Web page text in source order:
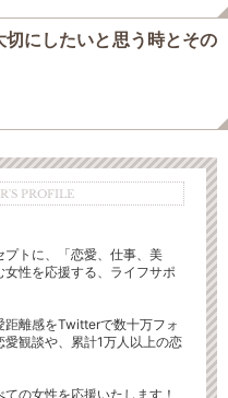
にしたいと思う時とその
PROFILE
プトに、「恋愛、仕事、美
性を応援する、ライフサポ
離感をTwitterで数十万フォ
観談や、累計1万人以上の恋
の女性を応援いたします！